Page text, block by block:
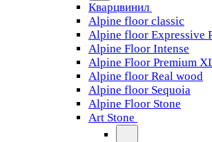
Кварцвинил
Alpine floor classic
Alpine floor Expressive
Alpine Floor Intense
Alpine Floor Premium
Alpine floor Real wood
Alpine floor Sequoia
Alpine Floor Stone
Art Stone